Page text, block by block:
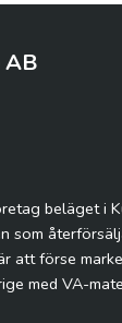
AB
beläget i
som
att förse
med VA-